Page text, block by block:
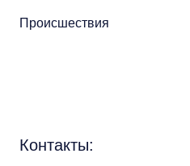
Происшествия
Контакты: